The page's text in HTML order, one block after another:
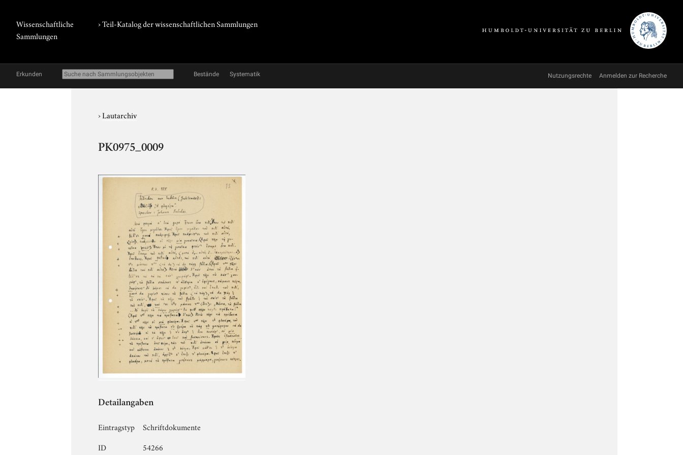
Wissenschaftliche
Sammlungen
› Teil-Katalog der wissenschaftlichen Sammlungen
Erkunden Bestände Systematik Nutzungsrechte Anmelden zur Recherche
›Lautarchiv
PK0975_0009
Detailangaben
Eintragstyp
Schriftdokumente
ID
54266